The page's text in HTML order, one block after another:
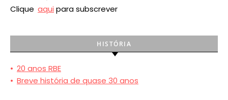
Clique aqui para subscrever
HISTÓRIA
• 20 anos RBE
• Breve história de quase 30 anos